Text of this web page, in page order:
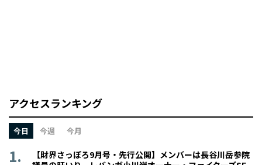
アクセスランキング
今日 今週 今月
【財界さっぽろ9月号・先行公開】メンバーは長谷川岳参院